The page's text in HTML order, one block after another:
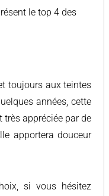
années, cette
appréciée par de
apportera douceur
si vous hésitez